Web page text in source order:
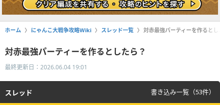
ホーム にゃんこ大戦争攻略Wiki スレッド一覧 対赤最強パーティーを作るとし
対赤最強パーティーを作るとしたら？
最終更新日：2026.06.04 19:01
スレッド 書き込み一覧（53件）